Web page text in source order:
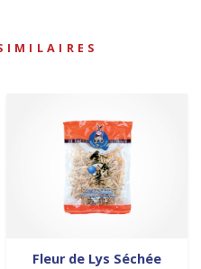
Fleur de Lys Séchée